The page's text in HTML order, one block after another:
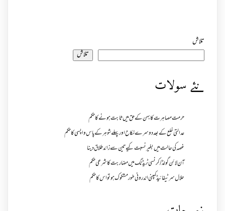
تلاش
تلاش
نئے سولات
حرمت مصاہرت کا بہن کے حق میں ثابت ہونے کا حکم
عدالتی خلع کے بعد دوسرے نکاح اور پہلے شوہر کے پاس واپسی کا حکم
غصہ کی حالت میں بغیر نسبت کیے تین سے زائد طلاق دینا
آن لائن گولڈ /کرنسی ٹریڈنگ میں مضاربت کا شرعی حکم
حلال سرٹیفائیڈ کمپنی اندرونی طور مشکوک ہو تو اس کا حکم